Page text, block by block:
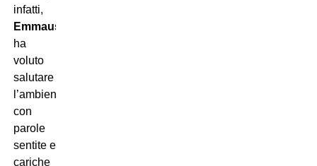
infatti,
Emmausso
ha
voluto
salutare
l’ambiente
con
parole
sentite e
cariche